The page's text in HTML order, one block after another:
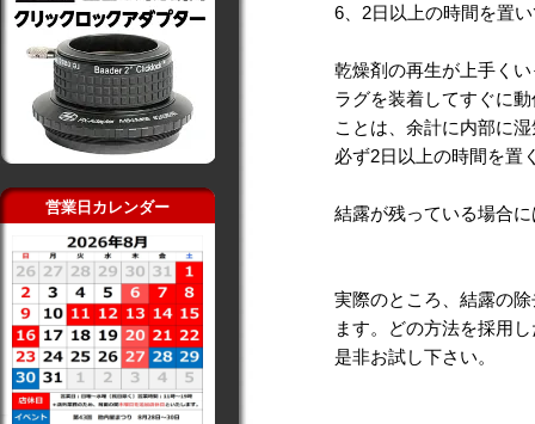
営業日カレンダー
6、2日以上の時間を置
乾燥剤の再生が上手く
ラグを装着してすぐに
ことは、余計に内部に
必ず2日以上の時間を置
結露が残っている場合
実際のところ、結露の
ます。どの方法を採用
是非お試し下さい。